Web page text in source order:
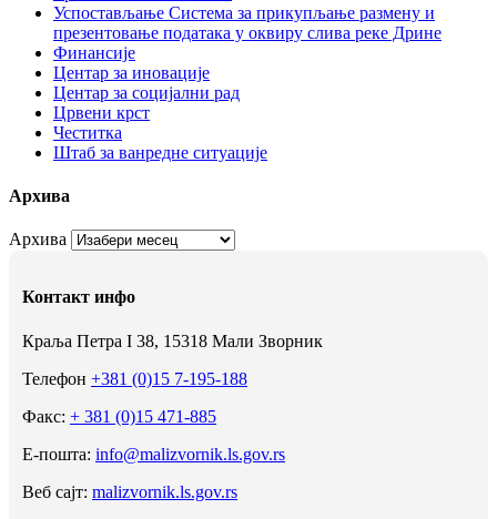
Успостављање Система за прикупљање размену и
презентовање података у оквиру слива реке Дрине
Финансије
Центар за иновације
Центар за социјални рад
Црвени крст
Честитка
Штаб за ванредне ситуације
Архива
Архива
Контакт инфо
Краља Петра I 38, 15318 Мали Зворник
Телефон +381 (0)15 7-195-188
Факс: + 381 (0)15 471-885
Е-пошта: info@malizvornik.ls.gov.rs
Веб сајт: malizvornik.ls.gov.rs